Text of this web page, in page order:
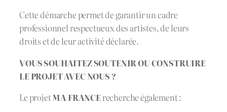
Cette démarche permet de garantir un cadre
professionnel respectueux des artistes, de leurs
droits et de leur activité déclarée.
VOUS SOUHAITEZ SOUTENIR OU CONSTRUIRE
LE PROJET AVEC NOUS ?
Le projetMA FRANCErecherche également :